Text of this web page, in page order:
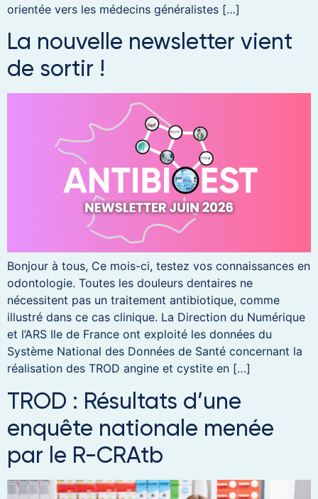
orientée vers les médecins généralistes […]
La nouvelle newsletter vient
de sortir !
Bonjour à tous, Ce mois-ci, testez vos connaissances en
odontologie. Toutes les douleurs dentaires ne
nécessitent pas un traitement antibiotique, comme
illustré dans ce cas clinique. La Direction du Numérique
et l’ARS Ile de France ont exploité les données du
Système National des Données de Santé concernant la
réalisation des TROD angine et cystite en […]
TROD : Résultats d’une
enquête nationale menée
par le R-CRAtb